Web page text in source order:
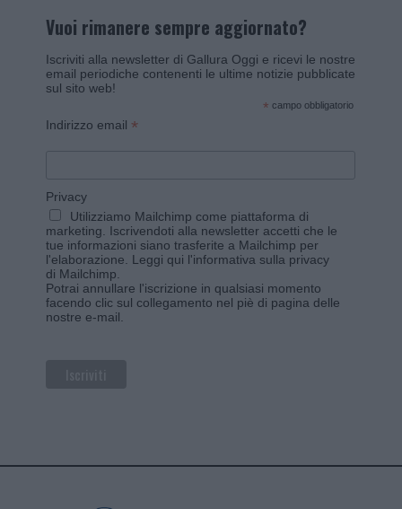
Vuoi rimanere sempre aggiornato?
Iscriviti alla newsletter di Gallura Oggi e ricevi le nostre
email periodiche contenenti le ultime notizie pubblicate
sul sito web!
* campo obbligatorio
Indirizzo email *
Privacy
Utilizziamo Mailchimp come piattaforma di
marketing. Iscrivendoti alla newsletter accetti che le
tue informazioni siano trasferite a Mailchimp per
l'elaborazione. Leggi qui l'informativa sulla privacy
di Mailchimp
Potrai annullare l'iscrizione in qualsiasi momento
facendo clic sul collegamento nel piè di pagina delle
nostre e-mail.